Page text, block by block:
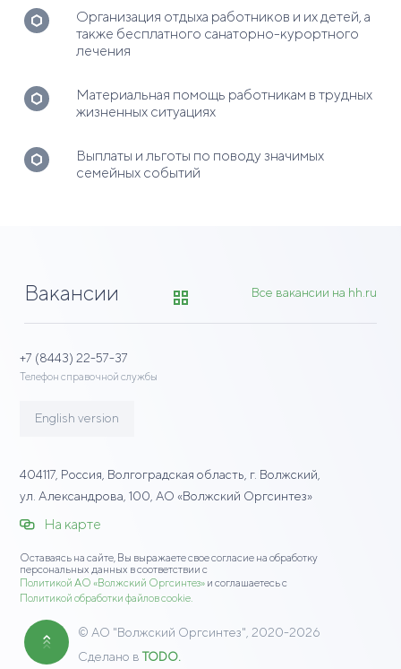
Организация отдыха работников и их детей, а
также бесплатного санаторно-курортного
лечения
Материальная помощь работникам в трудных
жизненных ситуациях
Выплаты и льготы по поводу значимых
семейных событий
Вакансии Все вакансии на hh.ru
+7 (8443) 22-57-37
Телефон справочной службы
English version
404117 Россия Волгоградская область , г. Волжский
ул. Александрова, 100 , АО «Волжский Оргсинтез»
На карте
Оставаясь на сайте, Вы выражаете свое согласие на обработку
персональных данных в соответствии с
Политикой АО «Волжский Оргсинтез» и соглашаетесь с
Политикой обработки файлов cookie.
© АО "Волжский Оргсинтез" , 2020-2026
Сделано в TODO.